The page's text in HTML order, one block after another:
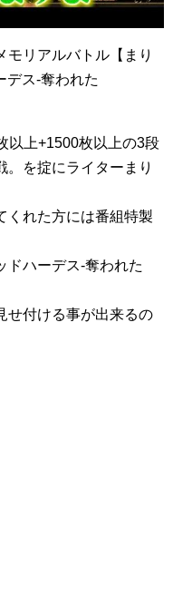
モリアルバトル【まり
ス‐奪われた
以上+1500枚以上の3段
。を掟にライターまり
くれた方には番組特製
ハーデス‐奪われた
せ付ける事が出来るの